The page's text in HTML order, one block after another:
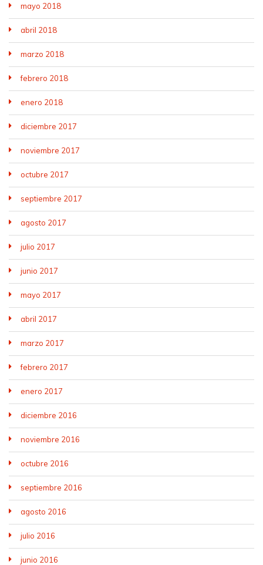
mayo 2018
abril 2018
marzo 2018
febrero 2018
enero 2018
diciembre 2017
noviembre 2017
octubre 2017
septiembre 2017
agosto 2017
julio 2017
junio 2017
mayo 2017
abril 2017
marzo 2017
febrero 2017
enero 2017
diciembre 2016
noviembre 2016
octubre 2016
septiembre 2016
agosto 2016
julio 2016
junio 2016